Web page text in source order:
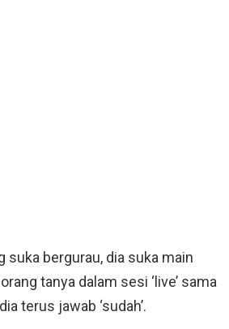
suka bergurau, dia suka main
tanya dalam sesi ‘live’ sama
terus jawab ‘sudah’.